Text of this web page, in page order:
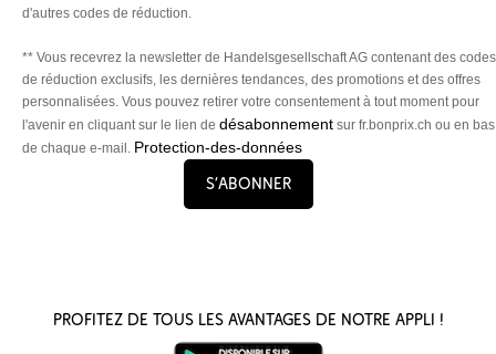
d'autres codes de réduction.
** Vous recevrez la newsletter de Handelsgesellschaft AG contenant des codes
de réduction exclusifs, les dernières tendances, des promotions et des offres
personnalisées. Vous pouvez retirer votre consentement à tout moment pour
l'avenir en cliquant sur le lien de désabonnement sur fr.bonprix.ch ou en bas
de chaque e-mail. Protection-des-données
S’abonner
Profitez de tous les avantages de notre appli !